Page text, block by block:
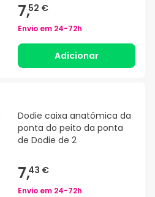
7,52 €
Envio em 24-72h
Adicionar
Dodie caixa anatômica da
ponta do peito da ponta
de Dodie de 2
7,43 €
Envio em 24-72h